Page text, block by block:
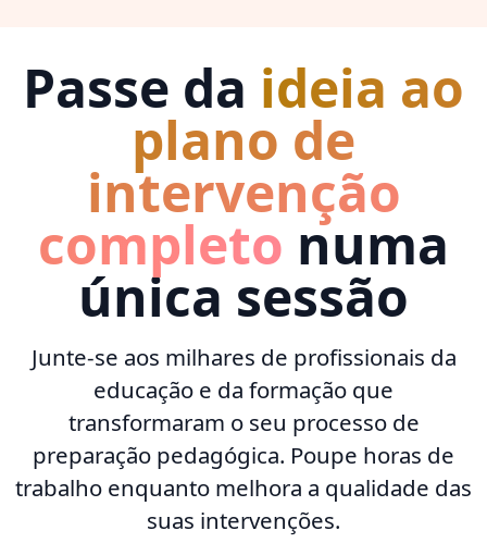
Passe da ideia ao
plano de
intervenção
completo numa
única sessão
Junte-se aos milhares de profissionais da
educação e da formação que
transformaram o seu processo de
preparação pedagógica. Poupe horas de
trabalho enquanto melhora a qualidade das
suas intervenções.